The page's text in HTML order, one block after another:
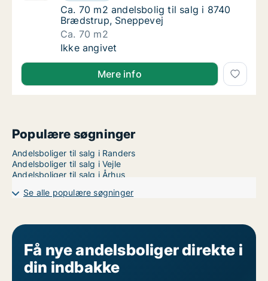
Ca. 70 m2 andelsbolig til salg i 8740
Ca. 70 m2 andelsbolig til salg i 8740
Brædstrup, Sneppevej
Ca. 70 m2
Ca. 70 m2 andelsbolig til salg i 8740
Ikke angivet
Mere info
Populære søgninger
Andelsboliger til salg i Randers
Andelsboliger til salg i Vejle
Andelsboliger til salg i Århus
Se alle populære søgninger
Få nye andelsboliger direkte i
din indbakke